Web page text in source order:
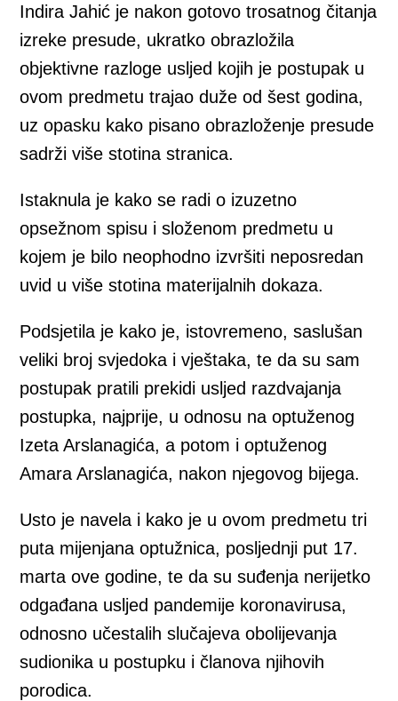
Indira Jahić je nakon gotovo trosatnog čitanja
izreke presude, ukratko obrazložila
objektivne razloge usljed kojih je postupak u
ovom predmetu trajao duže od šest godina,
uz opasku kako pisano obrazloženje presude
sadrži više stotina stranica.
Istaknula je kako se radi o izuzetno
opsežnom spisu i složenom predmetu u
kojem je bilo neophodno izvršiti neposredan
uvid u više stotina materijalnih dokaza.
Podsjetila je kako je, istovremeno, saslušan
veliki broj svjedoka i vještaka, te da su sam
postupak pratili prekidi usljed razdvajanja
postupka, najprije, u odnosu na optuženog
Izeta Arslanagića, a potom i optuženog
Amara Arslanagića, nakon njegovog bijega.
Usto je navela i kako je u ovom predmetu tri
puta mijenjana optužnica, posljednji put 17.
marta ove godine, te da su suđenja nerijetko
odgađana usljed pandemije koronavirusa,
odnosno učestalih slučajeva obolijevanja
sudionika u postupku i članova njihovih
porodica.